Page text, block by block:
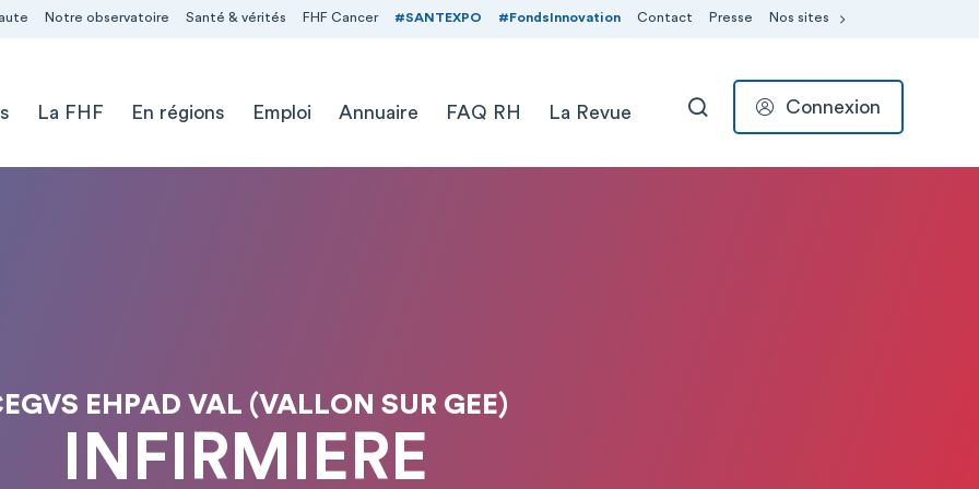
Notre observatoire Santé & vérités FHF Cancer #SANTEXPO #FondsInnovation Contact Presse Nos sites
La FHF En régions Emploi Annuaire FAQ RH La Revue RECHERCHER
Connexion
EHPAD VAL (VALLON SUR GEE)
INFIRMIERE